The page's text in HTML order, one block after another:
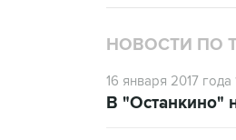
НОВОСТИ ПО
16 января 2017 года
В "Останкино"